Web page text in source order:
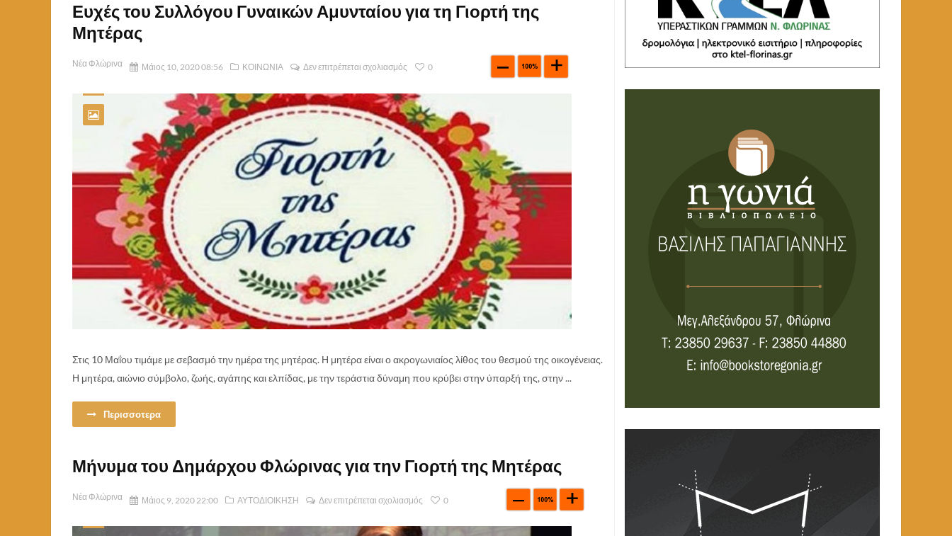
Ευχές του Συλλόγου Γυναικών Αμυνταίου για τη Γιορτή της
Μητέρας
Νέα Φλώρινα Μάιος 10, 2020 08:56 ΚΟΙΝΩΝΙΑ Δεν επιτρέπεται σχολιασμός 0
Στις 10 Μαΐου τιμάμε με σεβασμό την ημέρα της μητέρας. Η μητέρα είναι ο ακρογωνιαίος λίθος του θεσμού της οικογένειας.
Η μητέρα, αιώνιο σύμβολο, ζωής, αγάπης και ελπίδας, με την τεράστια δύναμη που κρύβει στην ύπαρξή της, στην ...
Περισσοτερα
Μήνυμα του Δημάρχου Φλώρινας για την Γιορτή της Μητέρας
Νέα Φλώρινα Μάιος 9, 2020 22:00 ΑΥΤΟΔΙΟΙΚΗΣΗ Δεν επιτρέπεται σχολιασμός 0